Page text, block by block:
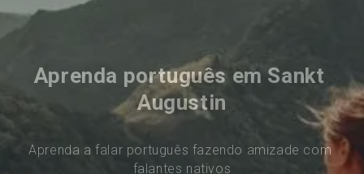
Aprenda português em Sankt
Augustin
Aprenda a falar português fazendo amizade com
falantes nativos